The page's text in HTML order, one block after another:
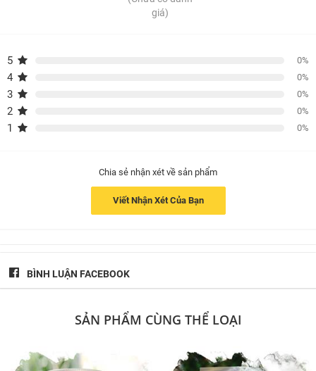
giá)
5 0%
4 0%
3 0%
2 0%
1 0%
Chia sẻ nhận xét về sản phẩm
Viết Nhận Xét Của Bạn
BÌNH LUẬN FACEBOOK
SẢN PHẨM CÙNG THỂ LOẠI